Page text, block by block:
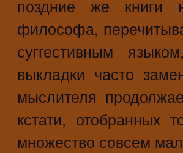
поздние же книги
философа,
суггестивным
выкладки часто
мыслителя
кстати, отобранных
множество совсем